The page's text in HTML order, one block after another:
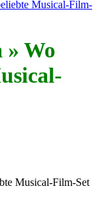
Musical-Film-
Wo